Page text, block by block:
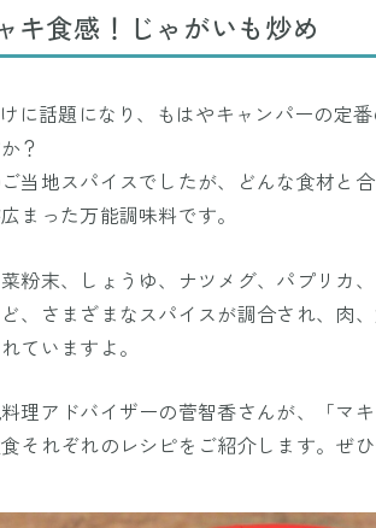
キ食感！じゃがいも炒め
に話題になり、もはやキャンパーの定
？
当地スパイスでしたが、どんな食材と
まった万能調味料です。
粉末、しょうゆ、ナツメグ、パプリカ
、さまざまなスパイスが調合され、肉
ていますよ。
理アドバイザーの菅智香さんが、「マ
それぞれのレシピをご紹介します。ぜ